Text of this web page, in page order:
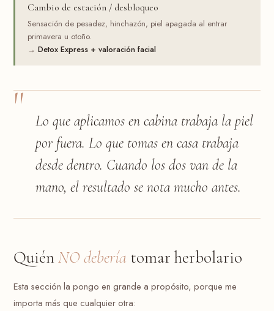
Cambio de estación / desbloqueo
Sensación de pesadez, hinchazón, piel apagada al entrar
primavera u otoño.
→Detox Express + valoración facial
Lo que aplicamos en cabina trabaja la piel
por fuera. Lo que tomas en casa trabaja
desde dentro. Cuando los dos van de la
mano, el resultado se nota mucho antes.
QuiénNO debería tomar herbolario
Esta sección la pongo en grande a propósito, porque me
importa más que cualquier otra: